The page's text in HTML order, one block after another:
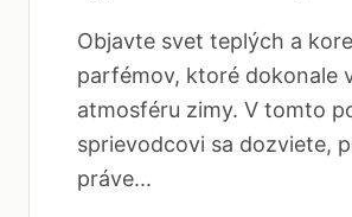
Objavte svet teplých a
parfémov, ktoré dokonale
atmosféru zimy. V tomto
sprievodcovi sa dozviete,
práve...